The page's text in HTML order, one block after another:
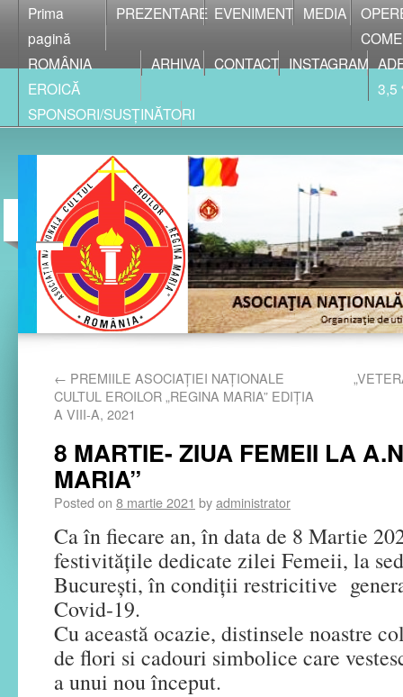
Prima
pagină
PREZENTARE EVENIMENT MEDIA
ROMÂNIA
EROICĂ
ARHIVA CONTACT INSTAGRAM
3,5
SPONSORI/SUSȚINĂTORI
← PREMIILE ASOCIAŢIEI NAŢIONALE
CULTUL EROILOR „REGINA MARIA” EDIŢIA
A VIII-A, 2021
8 MARTIE- ZIUA FEMEII LA
MARIA”
Posted on 8 martie 2021 byadministrator
Ca în fiecare an, în data de 8 Martie
festivitățile dedicate zilei Femeii, la
București, în condiții restricitive
Covid-19.
Cu această ocazie, distinsele noastre
de flori si cadouri simbolice care
a unui nou început.